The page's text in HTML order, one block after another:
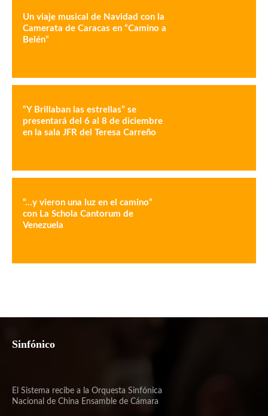
Un viaje musical de Navidad con la
Camerata de Caracas en “Camino a
Belén”
“Y Brillaban las estrellas” se
presentará del 6 al 8 de diciembre
en la sala JFR del Teresa Carreño
“…y vieron una luz en el camino”
con La Schola Cantorum de
Venezuela
Sinfónico
El Sistema recibe a la Orquesta Sinfónica
Nacional de China Ensamble de Cámara